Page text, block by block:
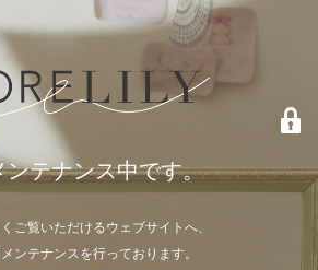
ンテナンス中です。
ご覧いただけるウェブサイトへ、
ンテナンスを行っております。